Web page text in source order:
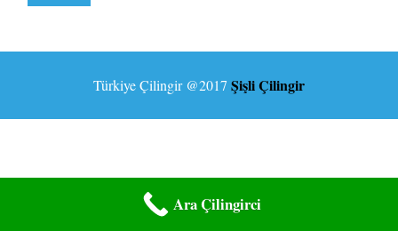
Türkiye Çilingir @2017 Şişli Çilingir
Ara Çilingirci